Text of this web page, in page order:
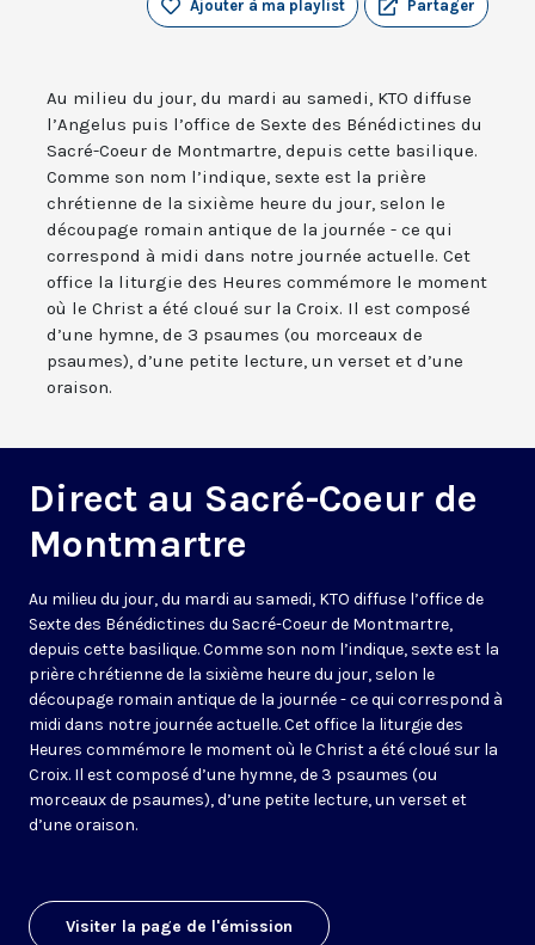
Partager
Ajouter à ma playlist
Au milieu du jour, du mardi au samedi, KTO diffuse
l’Angelus puis l’office de Sexte des Bénédictines du
Sacré-Coeur de Montmartre, depuis cette basilique.
Comme son nom l’indique, sexte est la prière
chrétienne de la sixième heure du jour, selon le
découpage romain antique de la journée - ce qui
correspond à midi dans notre journée actuelle. Cet
office la liturgie des Heures commémore le moment
où le Christ a été cloué sur la Croix. Il est composé
d’une hymne, de 3 psaumes (ou morceaux de
psaumes), d’une petite lecture, un verset et d’une
oraison.
Direct au Sacré-Coeur de
Montmartre
Au milieu du jour, du mardi au samedi, KTO diffuse l’office de
Sexte des Bénédictines du Sacré-Coeur de Montmartre,
depuis cette basilique. Comme son nom l’indique, sexte est la
prière chrétienne de la sixième heure du jour, selon le
découpage romain antique de la journée - ce qui correspond à
midi dans notre journée actuelle. Cet office la liturgie des
Heures commémore le moment où le Christ a été cloué sur la
Croix. Il est composé d’une hymne, de 3 psaumes (ou
morceaux de psaumes), d’une petite lecture, un verset et
d’une oraison.
Visiter la page de l'émission